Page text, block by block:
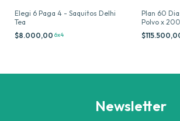
Elegi 6 Paga 4 - Saquitos Delhi
Tea
$8.000,00 6x4
Plan 60
Polvo x
de Regalo
Newsletter